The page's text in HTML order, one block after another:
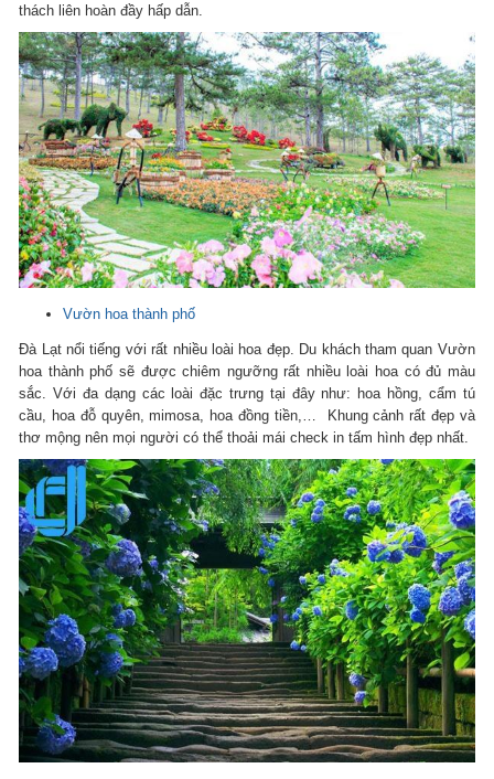
thách liên hoàn đầy hấp dẫn.
Vườn hoa thành phố
Đà Lạt nổi tiếng với rất nhiều loài hoa đẹp. Du khách tham quan Vườn
hoa thành phố sẽ được chiêm ngưỡng rất nhiều loài hoa có đủ màu
sắc. Với đa dạng các loài đặc trưng tại đây như: hoa hồng, cẩm tú
cầu, hoa đỗ quyên, mimosa, hoa đồng tiền,… Khung cảnh rất đẹp và
thơ mộng nên mọi người có thể thoải mái check in tấm hình đẹp nhất.